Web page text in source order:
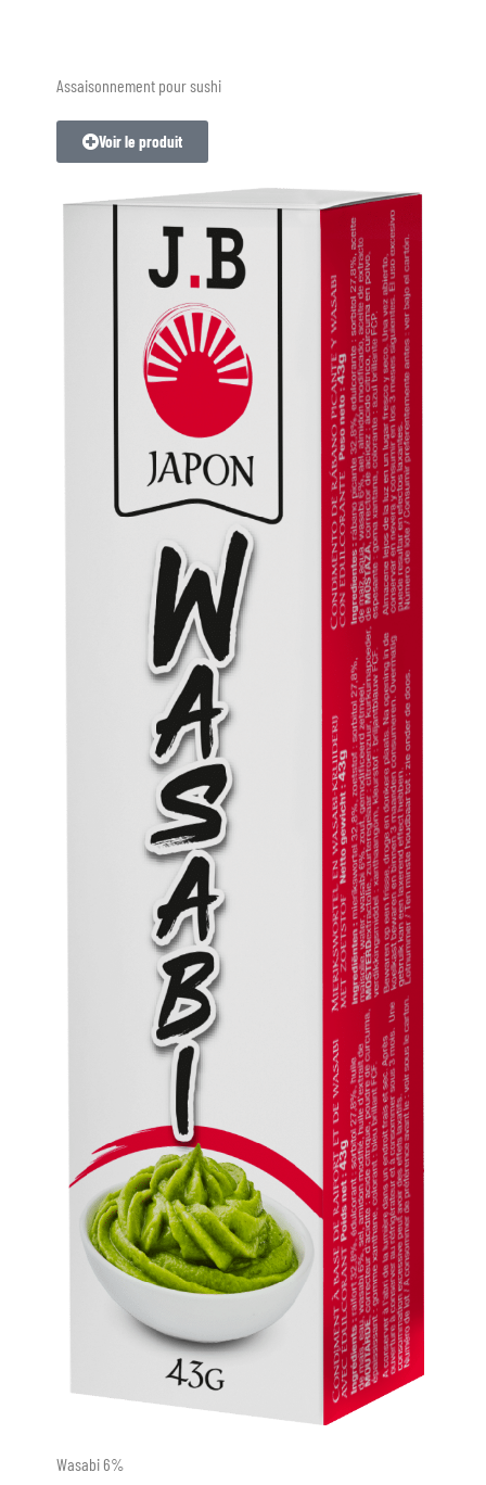
Assaisonnement pour sushi
Voir le produit
Wasabi 6%